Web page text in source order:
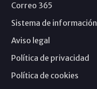
Correo 365
Sistema de información
Aviso legal
Política de privacidad
Política de cookies